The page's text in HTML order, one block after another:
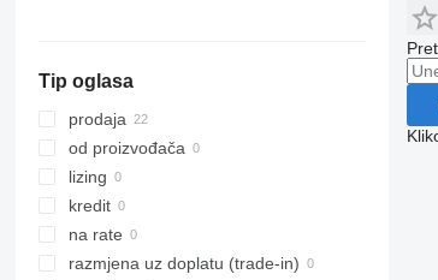
Tip oglasa
prodaja
od proizvođača
lizing
kredit
na rate
razmjena uz doplatu (trade-in)